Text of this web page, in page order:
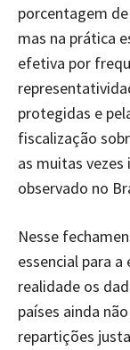
porcentagem
mas na prática
efetiva por
protegidas e
fiscalização
as muitas
observado no
Nesse
essencial para
realidade os
países ainda
repartições